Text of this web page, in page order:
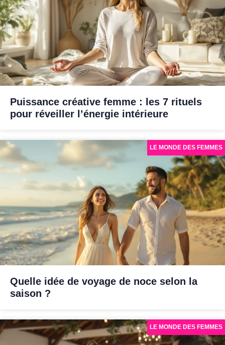
Puissance créative femme : les 7 rituels
pour réveiller l’énergie intérieure
Quelle idée de voyage de noce selon la
saison ?
LE MONDE DES FEMMES
LE MONDE DES FEMMES